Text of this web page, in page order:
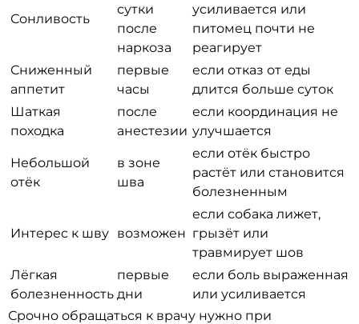
Сонливость
сутки
после
наркоза
усиливается или
питомец почти не
реагирует
Сниженный
аппетит
первые
часы
если отказ от еды
длится больше суток
Шаткая
походка
после
анестезии
если координация не
улучшается
Небольшой
отёк
в зоне
шва
если отёк быстро
растёт или становится
болезненным
Интерес к шву возможен
если собака лижет,
грызёт или
травмирует шов
Лёгкая
болезненность
первые
дни
если боль выраженная
или усиливается
Срочно обращаться к врачу нужно при